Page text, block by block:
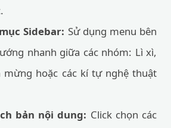
Sidebar: Sử dụng menu bên
nhanh giữa các nhóm: Lì xì,
mừng hoặc các kí tự nghệ thuật
bản nội dung: Click chọn các